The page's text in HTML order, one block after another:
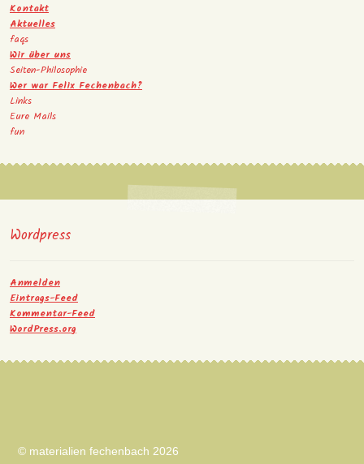
Kontakt
Aktuelles
faqs
Wir über uns
Seiten-Philosophie
Wer war Felix Fechenbach?
Links
Eure Mails
fun
Wordpress
Anmelden
Eintrags-Feed
Kommentar-Feed
WordPress.org
© materialien fechenbach 2026